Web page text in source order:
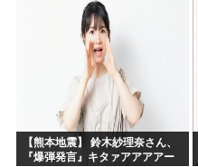
【熊本地震】 鈴木紗理奈さん、
『爆弾発言』キタァアアアアー